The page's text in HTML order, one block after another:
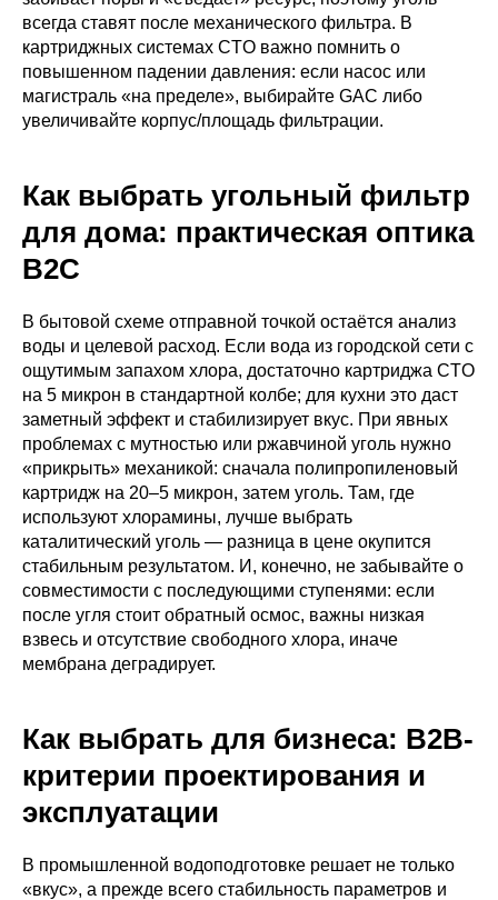
всегда ставят после механического фильтра. В
картриджных системах CTO важно помнить о
повышенном падении давления: если насос или
магистраль «на пределе», выбирайте GAC либо
увеличивайте корпус/площадь фильтрации.
Как выбрать угольный фильтр
для дома: практическая оптика
B2C
В бытовой схеме отправной точкой остаётся анализ
воды и целевой расход. Если вода из городской сети с
ощутимым запахом хлора, достаточно картриджа CTO
на 5 микрон в стандартной колбе; для кухни это даст
заметный эффект и стабилизирует вкус. При явных
проблемах с мутностью или ржавчиной уголь нужно
«прикрыть» механикой: сначала полипропиленовый
картридж на 20–5 микрон, затем уголь. Там, где
используют хлорамины, лучше выбрать
каталитический уголь — разница в цене окупится
стабильным результатом. И, конечно, не забывайте о
совместимости с последующими ступенями: если
после угля стоит обратный осмос, важны низкая
взвесь и отсутствие свободного хлора, иначе
мембрана деградирует.
Как выбрать для бизнеса: B2B-
критерии проектирования и
эксплуатации
В промышленной водоподготовке решает не только
«вкус», а прежде всего стабильность параметров и